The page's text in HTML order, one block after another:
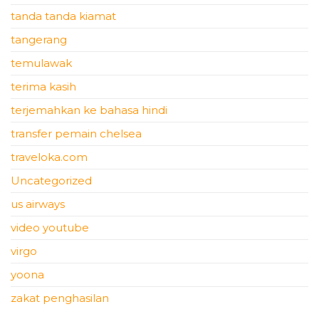
tanda tanda kiamat
tangerang
temulawak
terima kasih
terjemahkan ke bahasa hindi
transfer pemain chelsea
traveloka.com
Uncategorized
us airways
video youtube
virgo
yoona
zakat penghasilan